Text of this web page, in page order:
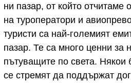
ни пазар, от който
на туроператори и
туристи са най-големият
пазар. Те са много ценни за
пътуващите по света. Някои
се стремят да поддържат